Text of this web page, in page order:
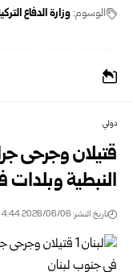
الوسوم:وزارة الدفاع
دولي
قتيلان وجرحى
النبطية
تاريخ النشر: 2026/06/06 4:44 مساءً